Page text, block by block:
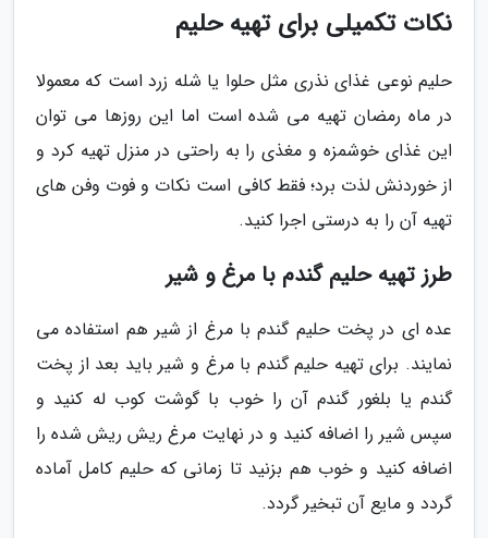
نکات تکمیلی برای تهیه حلیم
حلیم نوعی غذای نذری مثل حلوا یا شله زرد است که معمولا
در ماه رمضان تهیه می شده است اما این روزها می توان
این غذای خوشمزه و مغذی را به راحتی در منزل تهیه کرد و
از خوردنش لذت برد؛ فقط کافی است نکات و فوت وفن های
تهیه آن را به درستی اجرا کنید.
طرز تهیه حلیم گندم با مرغ و شیر
عده ای در پخت حلیم گندم با مرغ از شیر هم استفاده می
نمایند. برای تهیه حلیم گندم با مرغ و شیر باید بعد از پخت
گندم یا بلغور گندم آن را خوب با گوشت کوب له کنید و
سپس شیر را اضافه کنید و در نهایت مرغ ریش ریش شده را
اضافه کنید و خوب هم بزنید تا زمانی که حلیم کامل آماده
گردد و مایع آن تبخیر گردد.